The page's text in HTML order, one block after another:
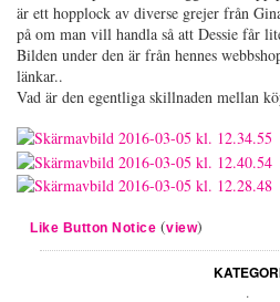
är ett hopplock av diverse grejer från
på om man vill handla så att Dessie får
Bilden under den är från hennes
länkar..
Vad är den egentliga skillnaden mellan
Like Button Notice (view)
.